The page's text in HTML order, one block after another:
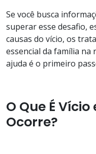
Se você busca
superar esse desafio,
causas do vício, os
essencial da família na
ajuda é o primeiro
O Que É Vício
Ocorre?